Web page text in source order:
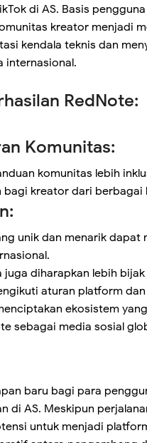
di AS. Basis
kreator menjadi
kendala teknis dan
internasional.
RedNote:
Komunitas:
komunitas lebih
bagi kreator dari berbagai
unik dan menarik dapat
juga diharapkan lebih
aturan platform
ekosistem
sebagai media sosial
baru bagi para
di AS. Meskipun
untuk menjadi